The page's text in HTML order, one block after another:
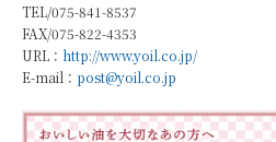
TEL/075-841-8537
FAX/075-822-4353
URL： http://www.yoil.co.jp/
E-mail： post@yoil.co.jp